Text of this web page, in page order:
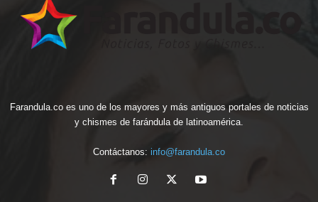
Farandula.co es uno de los mayores y más antiguos portales de noticias
y chismes de farándula de latinoamérica.
Contáctanos: info@farandula.co